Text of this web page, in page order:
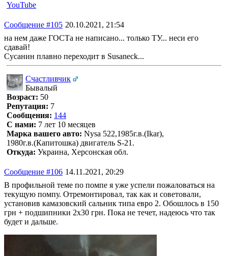
YouTube
Сообщение #105 20.10.2021, 21:54
на нем даже ГОСТа не написано... только ТУ... неси его
сдавай!
Сусанин плавно переходит в Susaneck...
Счастливчик
Бывалый
Возраст: 50
Репутация: 7
Сообщения: 144
С нами: 7 лет 10 месяцев
Марка вашего авто: Nysa 522,1985г.в.(Ikar),
1980г.в.(Капитошка) двигатель S-21.
Откуда: Украина, Херсонская обл.
Сообщение #106 14.11.2021, 20:29
В профильной теме по помпе я уже успели пожаловаться на
текущую помпу. Отремонтировал, так как и советовали,
установив камазовский сальник типа евро 2. Обошлось в 150
грн + подшипники 2х30 грн. Пока не течет, надеюсь что так
будет и дальше.